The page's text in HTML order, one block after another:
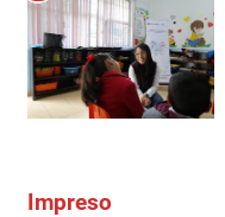
Impreso